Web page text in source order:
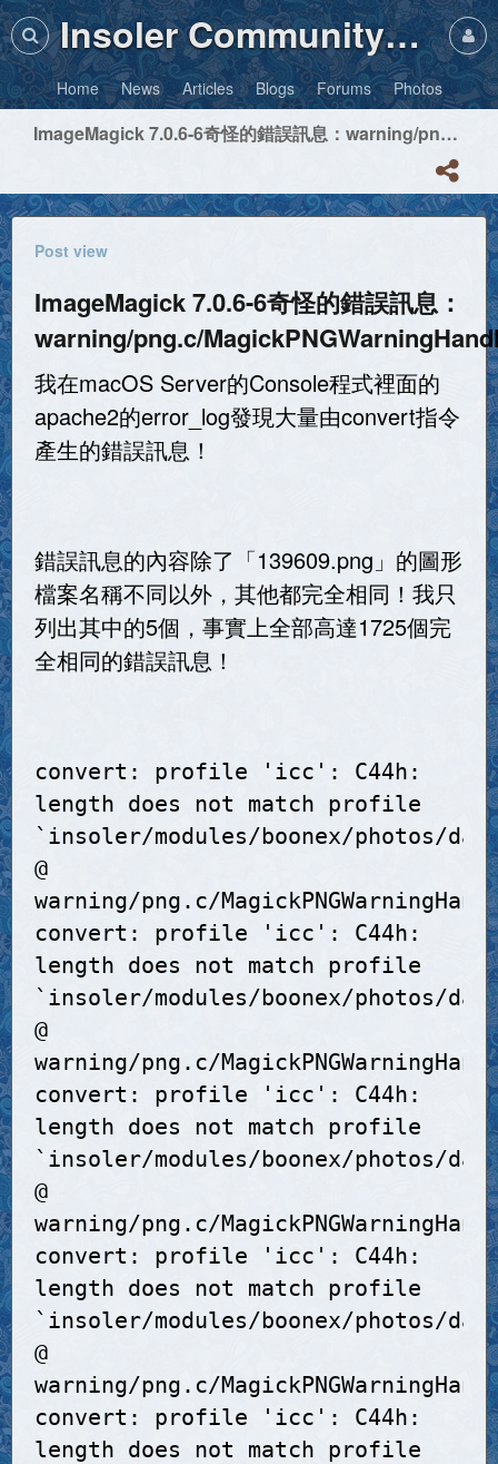
Insoler Community・Photos
Home News Articles Blogs Forums Photos
ImageMagick 7.0.6-6奇怪的錯誤訊息：warning/png.c/MagickPNGWarningHandler/1744
Post view
ImageMagick 7.0.6-6奇怪的錯誤訊息：
warning/png.c/
我在macOS Server的Console程式裡面的
apache2的error_log發現大量由convert指令
產生的錯誤訊息！
錯誤訊息的內容除了「139609.png」的圖形
檔案名稱不同以外，其他都完全相同！我只
列出其中的5個，事實上全部高達1725個完
全相同的錯誤訊息！
convert: profile 'icc': C44h:
length does not match profile
`insoler/modules/boonex/photos/
@
warning/png.c/
convert: profile 'icc': C44h:
length does not match profile
`insoler/modules/boonex/photos/
@
warning/png.c/
convert: profile 'icc': C44h:
length does not match profile
`insoler/modules/boonex/photos/
@
warning/png.c/
convert: profile 'icc': C44h:
length does not match profile
`insoler/modules/boonex/photos/
@
warning/png.c/
convert: profile 'icc': C44h:
length does not match profile